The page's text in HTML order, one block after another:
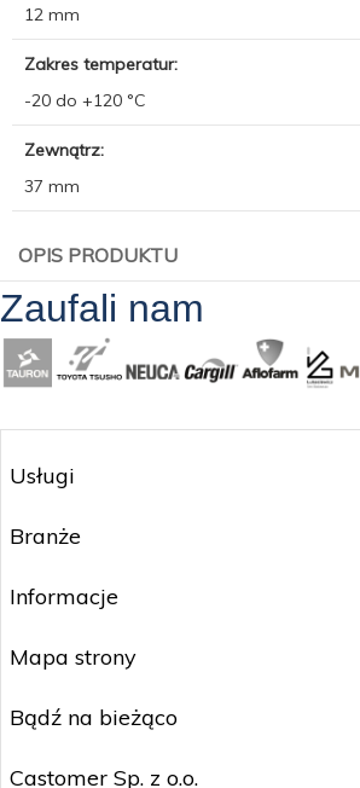
12 mm
Zakres temperatur:
-20 do +120 °C
Zewnątrz:
37 mm
OPIS PRODUKTU
Zaufali nam
Usługi
Branże
Informacje
Mapa strony
Bądź na bieżąco
Castomer Sp. z o.o.